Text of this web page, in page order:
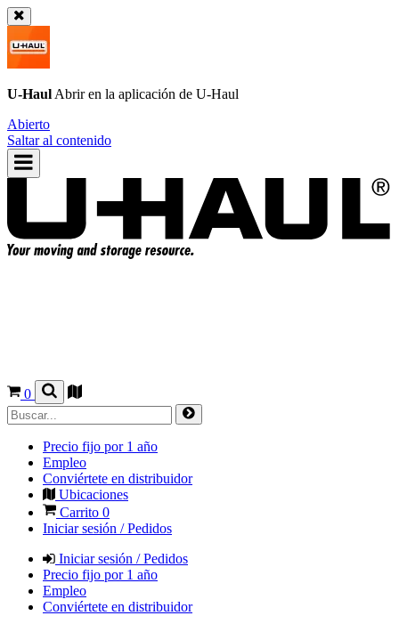
U-Haul Abrir en la aplicación de U-Haul
Abierto
Saltar al contenido
0
Precio fijo por 1 año
Empleo
Conviértete en distribuidor
Ubicaciones
Carrito 0
Iniciar sesión / Pedidos
Iniciar sesión / Pedidos
Precio fijo por 1 año
Empleo
Conviértete en distribuidor